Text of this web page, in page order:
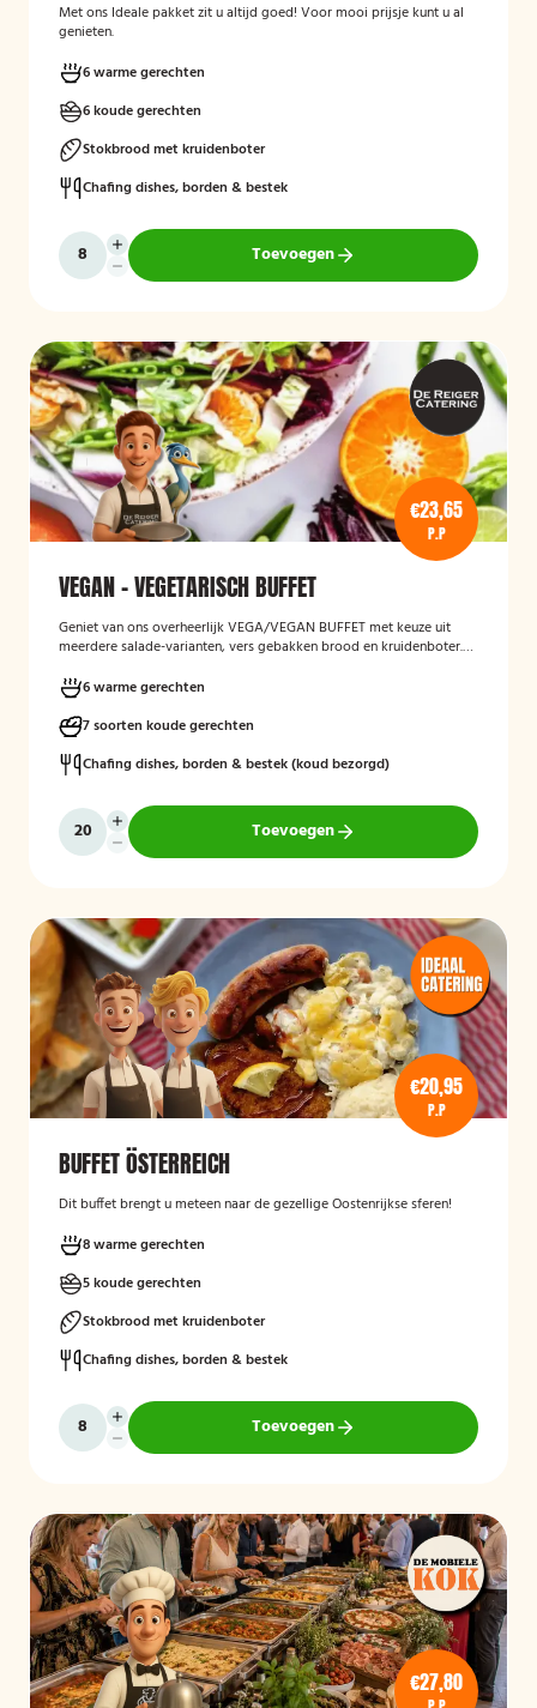
Met ons Ideale pakket zit u altijd goed! Voor mooi prijsje kunt u al
genieten.
6 warme gerechten
6 koude gerechten
Stokbrood met kruidenboter
Chafing dishes, borden & bestek
Toevoegen
€23,65
P.P
VEGAN - VEGETARISCH BUFFET
Geniet van ons overheerlijk VEGA/VEGAN BUFFET met keuze uit
meerdere salade-varianten, vers gebakken brood en kruidenboter.
6 warme gerechten
7 soorten koude gerechten
Chafing dishes, borden & bestek (koud bezorgd)
Toevoegen
€20,95
P.P
BUFFET ÖSTERREICH
Dit buffet brengt u meteen naar de gezellige Oostenrijkse sferen!
8 warme gerechten
5 koude gerechten
Stokbrood met kruidenboter
Chafing dishes, borden & bestek
Toevoegen
€27,80